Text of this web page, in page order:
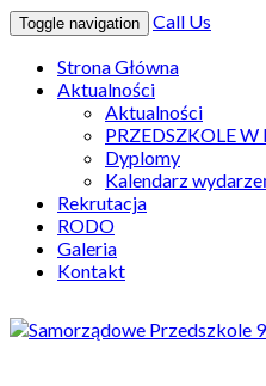
Toggle navigation
Call Us
Strona Główna
Aktualności
Aktualności
PRZEDSZKOLE
Dyplomy
Kalendarz
Rekrutacja
RODO
Galeria
Kontakt